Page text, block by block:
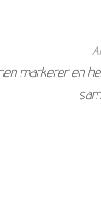
Af
markerer en